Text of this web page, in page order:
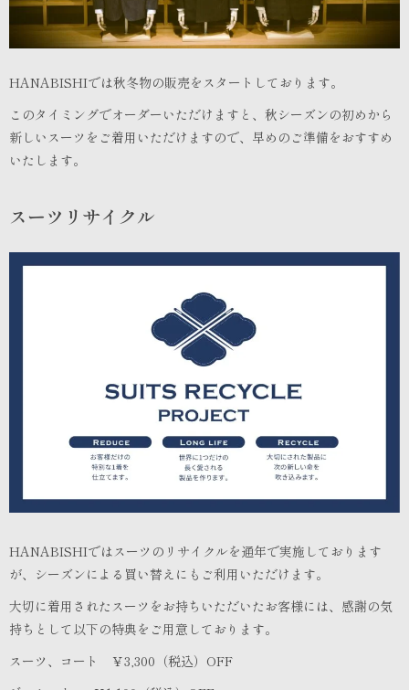
HANABISHIでは秋冬物の販売をスタートしております。
このタイミングでオーダーいただけますと、秋シーズンの初めから
新しいスーツをご着用いただけますので、早めのご準備をおすすめ
いたします。
スーツリサイクル
HANABISHIではスーツのリサイクルを通年で実施しております
が、シーズンによる買い替えにもご利用いただけます。
大切に着用されたスーツをお持ちいただいたお客様には、感謝の気
持ちとして以下の特典をご用意しております。
スーツ、コート ￥3,300（税込）OFF